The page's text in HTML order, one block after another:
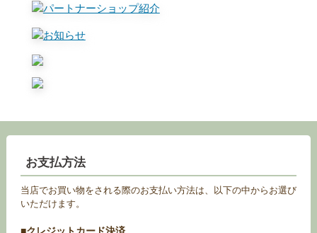
お支払方法
当店でお買い物をされる際のお支払い方法は、以下の中からお選び
いただけます。